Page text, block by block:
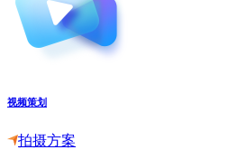
视频策划
拍摄方案